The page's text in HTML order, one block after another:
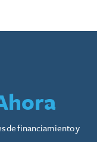
de financiamiento y